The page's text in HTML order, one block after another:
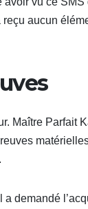
reçu aucun
Maître Parfait
demandé